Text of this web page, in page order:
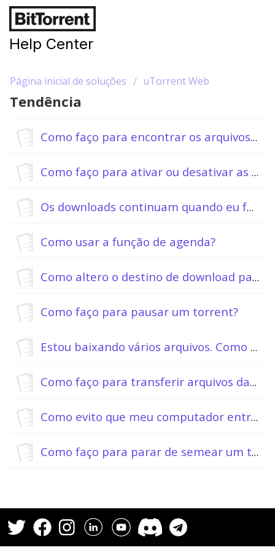
Help Center
Página inicial de soluções uTorrent Web
Tendência
Como faço para encontrar os arquivos dentro do torrent?
Como faço para ativar ou desativar as notificações?
Os downloads continuam quando eu fecho a janela?
Como usar a função de agenda?
Como altero o destino de download padrão?
Como faço para pausar um torrent?
Estou baixando vários arquivos. Como gerencio uma fila de prioridade de download?
Como faço para transferir arquivos da minha pasta de download?
Como evito que meu computador entre em hibernação durante o download?
Como faço para parar de semear um torrent?